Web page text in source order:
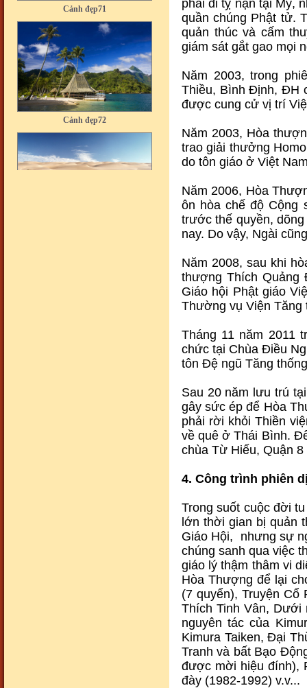
Cảnh đẹp72
phải đi tỵ nạn tại Mỹ,
quần chúng Phật tử.
quản thúc và cấm
giám sát gắt gao mọi
Năm 2003, trong
Thiều, Bình Định, ĐH
được cung cử vị trí
Năm 2003, Hòa
trao giải thưởng
do tôn giáo ở Việt
Năm 2006, Hòa
ôn hòa chế độ Cộng
trước thế quyền,
nay. Do vậy, Ngài
Năm 2008, sau khi
thượng Thích
Giáo hội Phật giáo
Thường vụ Viện Tăng
Tháng 11 năm 2011
chức tại Chùa Điều
tôn Đệ ngũ Tăng
Sau 20 năm lưu trú
gây sức ép để Hòa
phải rời khỏi Thiền
về quê ở Thái Bình.
chùa Từ Hiếu, Quận
4. Công trình phiên
Trong suốt cuộc đời
lớn thời gian bị quản
Giáo Hội, nhưng sự
chúng sanh qua việc
giáo lý thậm thâm vi
Hòa Thượng để lại
(7 quyển), Truyện Cổ
Thích Tinh Vân, Dưới
nguyên tác của
Kimura Taiken, Đại
Tranh và bất Bạo
được mời hiệu đính),
đày (1982-1992) v.v...